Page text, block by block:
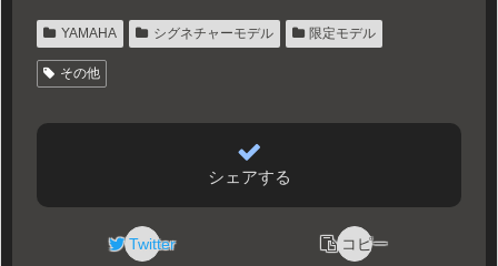
YAMAHA シグネチャーモデル 限定モデル
その他
シェアする
Twitter コピー